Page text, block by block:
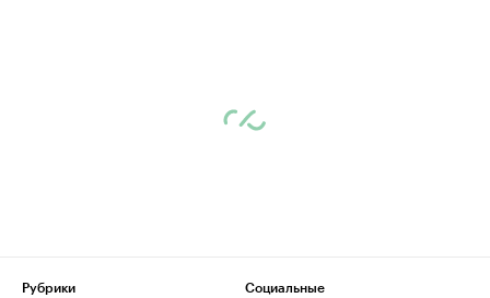
Рубрики
Социальные